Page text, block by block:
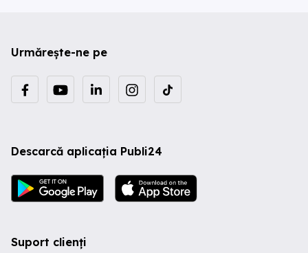
Urmărește-ne pe
Descarcă aplicația Publi24
Suport clienți